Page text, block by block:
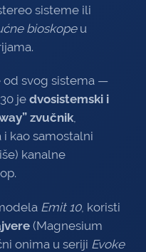
sisteme ili
bioskopeu
od svog sistema —
jedvosistemski i
zvučnik,
kao samostalni
kanalne
Emit 10, koristi
(Magnesium
onima u seriji Evoke